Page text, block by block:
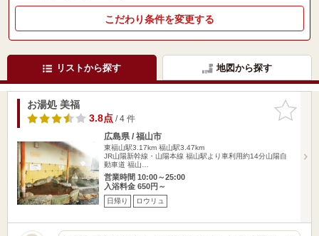
こだわり条件を変更する
リストから探す 地図から探す
お気に入
りに追加
お湯処 美福
3.8点/ 4 件
広島県 / 福山市
東福山駅3.17km 福山駅3.47km
JR山陽新幹線・山陽本線 福山駅より車利用約14分山陽自
動車道 福山…
営業時間 10:00～25:00
入浴料金 650円～
日帰り ロウリュ